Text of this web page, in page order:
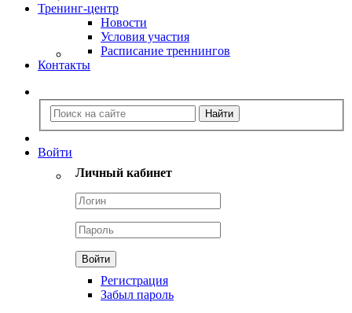
Тренинг-центр
Новости
Условия участия
Расписание треннингов
Контакты
Войти
Личный кабинет
Регистрация
Забыл пароль